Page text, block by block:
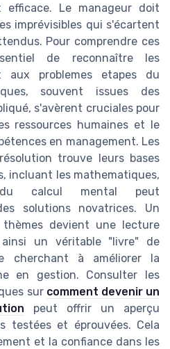
efficace. Le manageur doit
imprévisibles qui s'écartent
Pour comprendre ces
de reconnaître les
aux problemes etapes du
souvent issues des
s'avèrent cruciales pour
ressources humaines et le
en management. Les
trouve leurs bases
incluant les mathematiques,
du calcul mental peut
solutions novatrices. Un
devient une lecture
ainsi un véritable "livre" de
cherchant à améliorer la
en gestion. Consulter les
sur comment devenir un
peut offrir un aperçu
testées et éprouvées. Cela
et la confiance dans les